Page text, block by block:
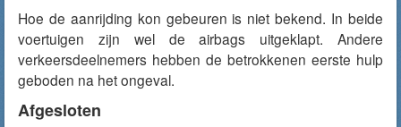
Hoe de aanrijding kon gebeuren is niet bekend. In beide
voertuigen zijn wel de airbags uitgeklapt. Andere
verkeersdeelnemers hebben de betrokkenen eerste hulp
geboden na het ongeval.
Afgesloten